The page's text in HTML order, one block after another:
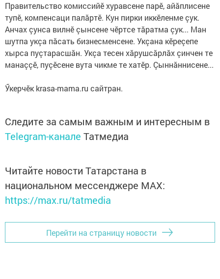
Правительство комиссийӗ хуравсене парӗ, айăплисене
тупӗ, компенсаци палăртӗ. Кун пирки иккӗленме çук.
Анчах çунса вилнӗ çынсене чӗртсе тăратма çук... Ман
шутпа укçа пăсать бизнесменсене. Укçана кӗреçепе
хырса пуçтарасшăн. Укçа тесен хăрушсăрлăх çинчен те
манаççӗ, пуçӗсене вута чикме те хатӗр. Çыннăннисене...
Ӳкерчӗк krasa-mama.ru сайтран.
Следите за самым важным и интересным в
Telegram-канале Татмедиа
Читайте новости Татарстана в
национальном мессенджере MАХ:
https://max.ru/tatmedia
Перейти на страницу новости